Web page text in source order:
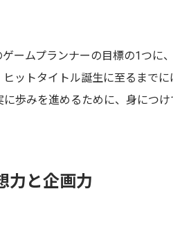
ゲームプランナーの目標の1つに
ヒットタイトル誕生に至るまで
に歩みを進めるために、身につ
力と企画力